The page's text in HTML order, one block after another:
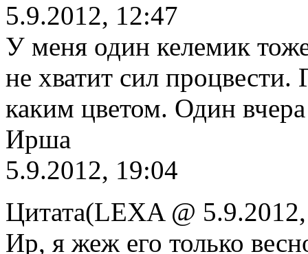
5.9.2012, 12:47
У меня один келемик
не хватит сил процвести.
каким цветом. Один
Ирша
5.9.2012, 19:04
Цитата(LEXA @
Ир, я жеж его только